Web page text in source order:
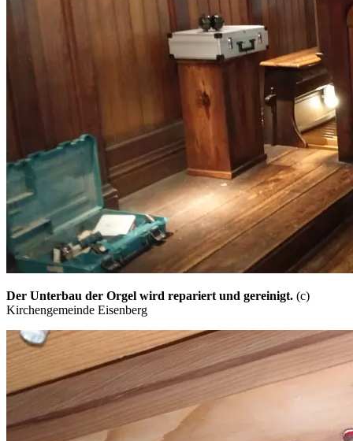
Der Unterbau der Orgel wird repariert und gereinigt. (c)
Kirchengemeinde Eisenberg